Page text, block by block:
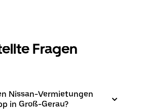
Fragen
Nissan-Vermietungen
in Groß-Gerau?